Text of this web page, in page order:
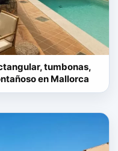
tumbonas,
en Mallorca